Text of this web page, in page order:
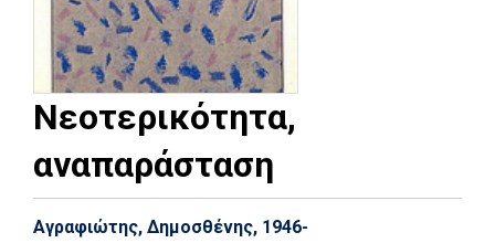
Νεοτερικότητα,
αναπαράσταση
Αγραφιώτης, Δημοσθένης, 1946-